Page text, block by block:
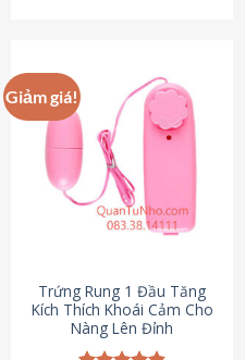
Giảm giá!
Trứng Rung 1 Đầu Tăng
Kích Thích Khoái Cảm Cho
Nàng Lên Đỉnh